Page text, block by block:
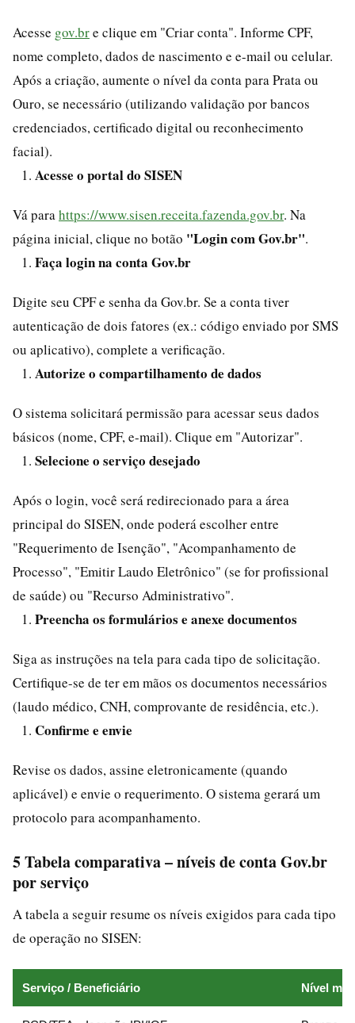
Acesse gov.bre clique em "Criar conta". Informe CPF,
nome completo, dados de nascimento e e-mail ou celular.
Após a criação, aumente o nível da conta para Prata ou
Ouro, se necessário (utilizando validação por bancos
credenciados, certificado digital ou reconhecimento
facial).
Acesse o portal do SISEN
Vá para https://www.sisen.receita.fazenda.gov.br. Na
página inicial, clique no botão "Login com Gov.br".
Faça login na conta Gov.br
Digite seu CPF e senha da Gov.br. Se a conta tiver
autenticação de dois fatores (ex.: código enviado por SMS
ou aplicativo), complete a verificação.
Autorize o compartilhamento de dados
O sistema solicitará permissão para acessar seus dados
básicos (nome, CPF, e-mail). Clique em "Autorizar".
Selecione o serviço desejado
Após o login, você será redirecionado para a área
principal do SISEN, onde poderá escolher entre
"Requerimento de Isenção", "Acompanhamento de
Processo", "Emitir Laudo Eletrônico" (se for profissional
de saúde) ou "Recurso Administrativo".
Preencha os formulários e anexe documentos
Siga as instruções na tela para cada tipo de solicitação.
Certifique-se de ter em mãos os documentos necessários
(laudo médico, CNH, comprovante de residência, etc.).
Confirme e envie
Revise os dados, assine eletronicamente (quando
aplicável) e envie o requerimento. O sistema gerará um
protocolo para acompanhamento.
5 Tabela comparativa – níveis de conta Gov.br
por serviço
A tabela a seguir resume os níveis exigidos para cada tipo
de operação no SISEN:
Serviço / Beneficiário Nível